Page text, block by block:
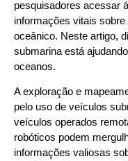
pesquisadores acessar
informações vitais
oceânico. Neste artigo,
submarina está
oceanos.
A exploração e
pelo uso de veículos
veículos operados
robóticos podem
informações valiosas